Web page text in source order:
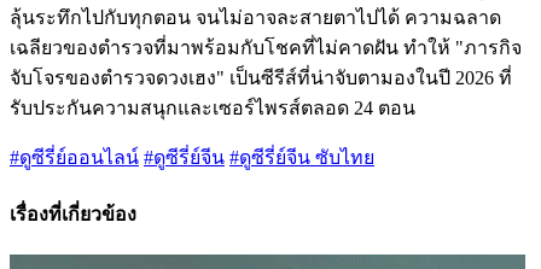
ลุ้นระทึกไปกับทุกตอน จนไม่อาจละสายตาไปได้ ความฉลาด
เฉลียวของตำรวจที่มาพร้อมกับโชคที่ไม่คาดฝัน ทำให้ "ภารกิจ
จับโจรของตำรวจดวงเฮง" เป็นซีรีส์ที่น่าจับตามองในปี 2026 ที่
รับประกันความสนุกและเซอร์ไพรส์ตลอด 24 ตอน
#ดูซีรี่ย์ออนไลน์ #ดูซีรี่ย์จีน #ดูซีรี่ย์จีน ซับไทย
เรื่องที่เกี่ยวข้อง